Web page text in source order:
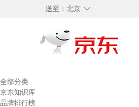
◇
送至： 北京
全部分类
京东知识库
品牌排行榜